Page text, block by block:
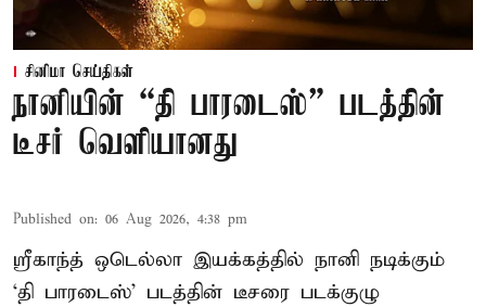
சினிமா செய்திகள்
நானியின் “தி பாரடைஸ்” படத்தின்
டீசர் வெளியானது
Published on: 06 Aug 2026, 4:38 pm
ஸ்ரீகாந்த் ஒடெல்லா இயக்கத்தில் நானி நடிக்கும்
‘தி பாரடைஸ்’ படத்தின் டீசரை படக்குழு